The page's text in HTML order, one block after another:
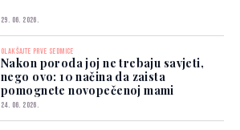
29. 06. 2026.
OLAKŠAJTE PRVE SEDMICE
Nakon poroda joj ne trebaju savjeti,
nego ovo: 10 načina da zaista
pomognete novopečenoj mami
24. 06. 2026.